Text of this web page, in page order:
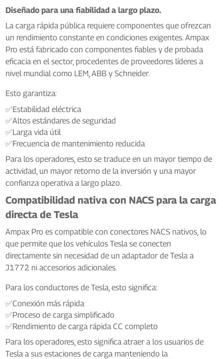
Diseñado para una fiabilidad a largo plazo.
La carga rápida pública requiere componentes que ofrezcan
un rendimiento constante en condiciones exigentes. Ampax
Pro está fabricado con componentes fiables y de probada
eficacia en el sector, procedentes de proveedores líderes a
nivel mundial como LEM, ABB y Schneider.
Esto garantiza:
✅Estabilidad eléctrica
✅Altos estándares de seguridad
✅Larga vida útil
✅Frecuencia de mantenimiento reducida
Para los operadores, esto se traduce en un mayor tiempo de
actividad, un mayor retorno de la inversión y una mayor
confianza operativa a largo plazo.
Compatibilidad nativa con NACS para la carga
directa de Tesla
Ampax Pro es compatible con conectores NACS nativos, lo
que permite que los vehículos Tesla se conecten
directamente sin necesidad de un adaptador de Tesla a
J1772 ni accesorios adicionales.
Para los conductores de Tesla, esto significa:
✅Conexión más rápida
✅Proceso de carga simplificado
✅Rendimiento de carga rápida CC completo
Para los operadores, esto significa atraer a los usuarios de
Tesla a sus estaciones de carga manteniendo la